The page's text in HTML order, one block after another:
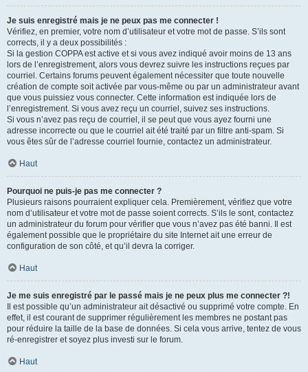
Je suis enregistré mais je ne peux pas me connecter !
Vérifiez, en premier, votre nom d’utilisateur et votre mot de passe. S’ils sont
corrects, il y a deux possibilités :
Si la gestion COPPA est active et si vous avez indiqué avoir moins de 13 ans
lors de l’enregistrement, alors vous devrez suivre les instructions reçues par
courriel. Certains forums peuvent également nécessiter que toute nouvelle
création de compte soit activée par vous-même ou par un administrateur avant
que vous puissiez vous connecter. Cette information est indiquée lors de
l’enregistrement. Si vous avez reçu un courriel, suivez ses instructions.
Si vous n’avez pas reçu de courriel, il se peut que vous ayez fourni une
adresse incorrecte ou que le courriel ait été traité par un filtre anti-spam. Si
vous êtes sûr de l’adresse courriel fournie, contactez un administrateur.
Haut
Pourquoi ne puis-je pas me connecter ?
Plusieurs raisons pourraient expliquer cela. Premièrement, vérifiez que votre
nom d’utilisateur et votre mot de passe soient corrects. S’ils le sont, contactez
un administrateur du forum pour vérifier que vous n’avez pas été banni. Il est
également possible que le propriétaire du site Internet ait une erreur de
configuration de son côté, et qu’il devra la corriger.
Haut
Je me suis enregistré par le passé mais je ne peux plus me connecter ?!
Il est possible qu’un administrateur ait désactivé ou supprimé votre compte. En
effet, il est courant de supprimer régulièrement les membres ne postant pas
pour réduire la taille de la base de données. Si cela vous arrive, tentez de vous
ré-enregistrer et soyez plus investi sur le forum.
Haut